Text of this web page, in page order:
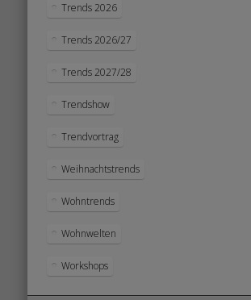
Trends 2026
Trends 2026/27
Trends 2027/28
Trendshow
Trendvortrag
Weihnachtstrends
Wohntrends
Wohnwelten
Workshops